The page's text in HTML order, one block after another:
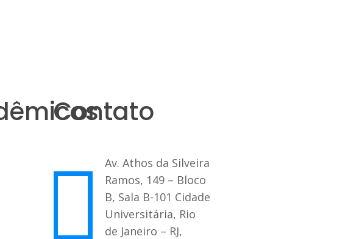
Contato
Av. Athos da Silveira
Ramos, 149 – Bloco
B, Sala B-101 Cidade
Universitária, Rio
de Janeiro – RJ,